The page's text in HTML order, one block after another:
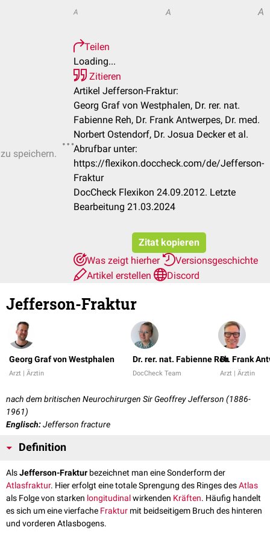
speichern.
A A A
Teilen
Loading...
Zitieren
Artikel Jefferson-Fraktur:
Georg Graf von Westphalen, Dr. rer. nat.
Fabienne Reh, Dr. Frank Antwerpes, Dr. med.
Norbert Ostendorf, Dr. Josua Decker et al.
Abrufbar unter:
https://flexikon.doccheck.com/de/Jefferson-
Fraktur
DocCheck Flexikon 24.09.2012. Letzte
Bearbeitung 21.03.2024
Zitat kopieren
Was zeigt hierher
Versionsgeschichte
Artikel erstellen
Discord
Jefferson-Fraktur
Georg Graf von Westphalen
Arzt | Ärztin
Dr. rer. nat. Fabienne Reh
DocCheck Team
Dr. Frank
Arzt | Ärztin
nach dem britischen Neurochirurgen Sir Geoffrey Jefferson (1886-
1961)
Englisch:Jefferson fracture
Definition
AlsJefferson-Fraktur bezeichnet man eine Sonderform der
Atlasfraktur. Hier erfolgt eine totale Sprengung des Ringes desAtlas
als Folge von starken longitudinalwirkenden Kräften. Häufig handelt
es sich um eine vierfache Fraktur mit beidseitigem Bruch des hinteren
und vorderen Atlasbogens.